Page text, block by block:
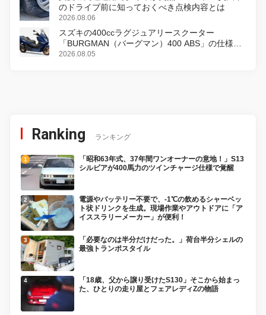
のドライブ前に知っておくべき点検内容とは
2026.08.06
スズキの400ccラグジュアリースクーター
「BURGMAN（バーグマン）400 ABS」の仕様を
変更し、8月18日に発売
2026.08.05
Ranking ランキング
「昭和63年式、37年間ワンオーナーの意地！」S13
シルビアが400馬力のツインチャージ仕様で覚醒
電源やバッテリー不要で、-1℃の飲めるシャーベッ
ト状ドリンクを生成。現場作業やアウトドアに「ア
イススラリーメーカー」が便利！
「必要なのは半分だけだった。」荷台半分シェルの
最強トランポスタイル
「18歳、父から譲り受けたS130」そこから始まっ
た、ひとりの走り屋とフェアレディZの物語